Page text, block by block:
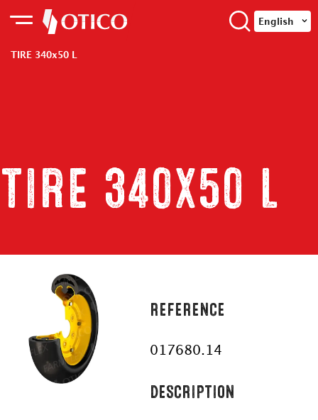
English
TIRE 340x50 L
TIRE 340x50 L
REFERENCE
017680.14
DESCRIPTION